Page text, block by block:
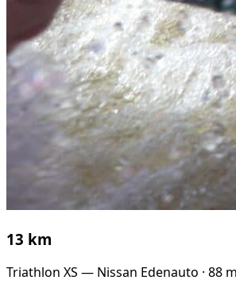
13 km
Triathlon XS — Nissan Edenauto · 88